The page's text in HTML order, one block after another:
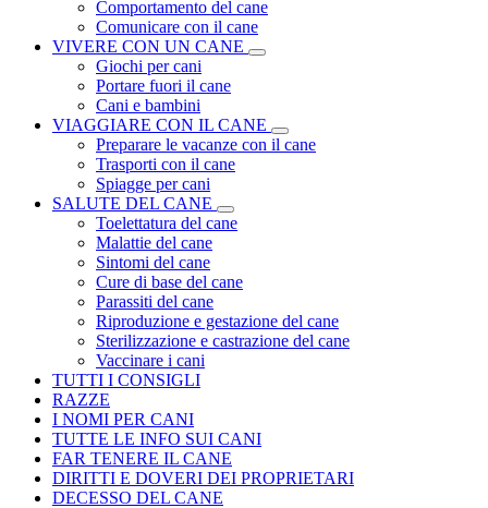
Comportamento del cane
Comunicare con il cane
VIVERE CON UN CANE
Giochi per cani
Portare fuori il cane
Cani e bambini
VIAGGIARE CON IL CANE
Preparare le vacanze con il cane
Trasporti con il cane
Spiagge per cani
SALUTE DEL CANE
Toelettatura del cane
Malattie del cane
Sintomi del cane
Cure di base del cane
Parassiti del cane
Riproduzione e gestazione del cane
Sterilizzazione e castrazione del cane
Vaccinare i cani
TUTTI I CONSIGLI
RAZZE
I NOMI PER CANI
TUTTE LE INFO SUI CANI
FAR TENERE IL CANE
DIRITTI E DOVERI DEI PROPRIETARI
DECESSO DEL CANE